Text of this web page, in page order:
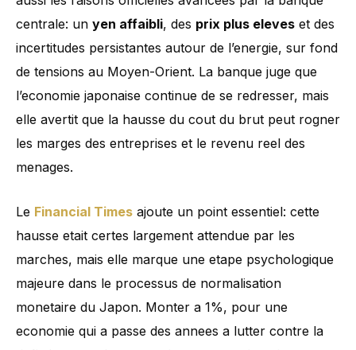
centrale: un yen affaibli, des prix plus eleves et des
incertitudes persistantes autour de l’energie, sur fond
de tensions au Moyen-Orient. La banque juge que
l’economie japonaise continue de se redresser, mais
elle avertit que la hausse du cout du brut peut rogner
les marges des entreprises et le revenu reel des
menages.
Le Financial Times ajoute un point essentiel: cette
hausse etait certes largement attendue par les
marches, mais elle marque une etape psychologique
majeure dans le processus de normalisation
monetaire du Japon. Monter a 1%, pour une
economie qui a passe des annees a lutter contre la